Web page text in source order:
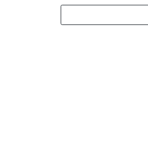
135,00 € *